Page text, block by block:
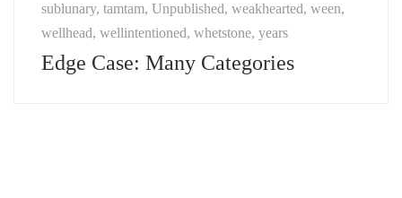
sublunary, tamtam, Unpublished, weakhearted, ween,
wellhead, wellintentioned, whetstone, years
Edge Case: Many Categories